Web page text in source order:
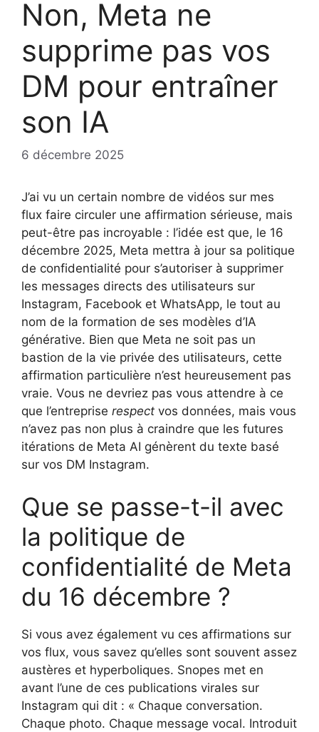
Non, Meta ne
supprime pas vos
DM pour entraîner
son IA
6 décembre 2025
J’ai vu un certain nombre de vidéos sur mes
flux faire circuler une affirmation sérieuse, mais
peut-être pas incroyable : l’idée est que, le 16
décembre 2025, Meta mettra à jour sa politique
de confidentialité pour s’autoriser à supprimer
les messages directs des utilisateurs sur
Instagram, Facebook et WhatsApp, le tout au
nom de la formation de ses modèles d’IA
générative. Bien que Meta ne soit pas un
bastion de la vie privée des utilisateurs, cette
affirmation particulière n’est heureusement pas
vraie. Vous ne devriez pas vous attendre à ce
que l’entreprise respect vos données, mais vous
n’avez pas non plus à craindre que les futures
itérations de Meta AI génèrent du texte basé
sur vos DM Instagram.
Que se passe-t-il avec
la politique de
confidentialité de Meta
du 16 décembre ?
Si vous avez également vu ces affirmations sur
vos flux, vous savez qu’elles sont souvent assez
austères et hyperboliques. Snopes met en
avant l’une de ces publications virales sur
Instagram qui dit : « Chaque conversation.
Chaque photo. Chaque message vocal. Introduit